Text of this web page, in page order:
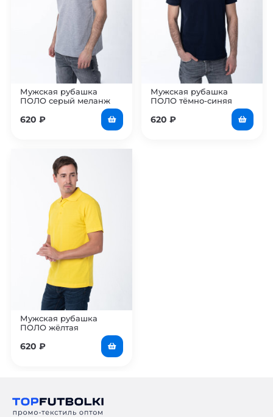
Мужская рубашка
ПОЛО серый меланж
620 ₽
Мужская рубашка
ПОЛО тёмно-синяя
620 ₽
Мужская рубашка
ПОЛО жёлтая
620 ₽